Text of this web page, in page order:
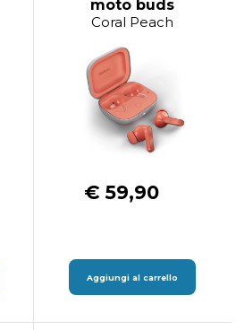
moto buds
Coral Peach
€ 59,90
Aggiungi al carrello